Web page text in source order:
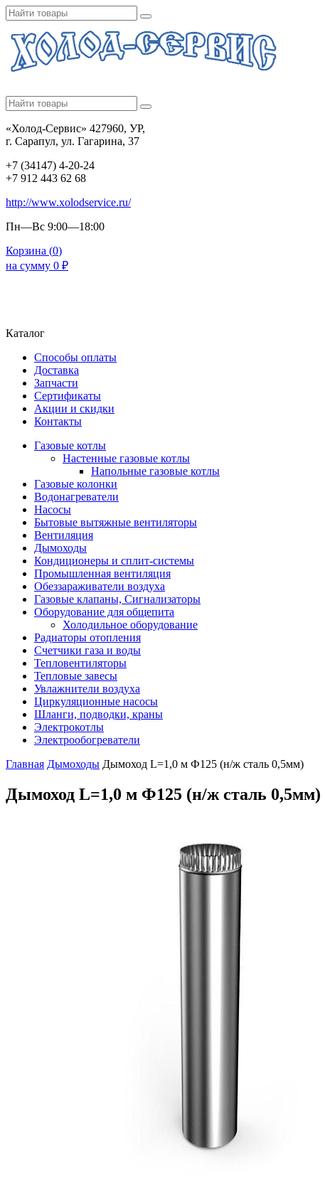
«Холод-Сервис» 427960, УР,
г. Сарапул, ул. Гагарина, 37
+7 (34147) 4-20-24
+7 912 443 62 68
http://www.xolodservice.ru/
Пн—Вс 9:00—18:00
Корзина (0)
на сумму 0 ₽
Каталог
Способы оплаты
Доставка
Запчасти
Сертификаты
Акции и скидки
Контакты
Газовые котлы
Настенные газовые котлы
Напольные газовые котлы
Газовые колонки
Водонагреватели
Насосы
Бытовые вытяжные вентиляторы
Вентиляция
Дымоходы
Кондиционеры и сплит-системы
Промышленная вентиляция
Обеззараживатели воздуха
Газовые клапаны, Сигнализаторы
Оборудование для общепита
Холодильное оборудование
Радиаторы отопления
Счетчики газа и воды
Тепловентиляторы
Тепловые завесы
Увлажнители воздуха
Циркуляционные насосы
Шланги, подводки, краны
Электрокотлы
Электрообогреватели
Главная Дымоходы Дымоход L=1,0 м Ф125 (н/ж сталь 0,5мм)
Дымоход L=1,0 м Ф125 (н/ж сталь 0,5мм)